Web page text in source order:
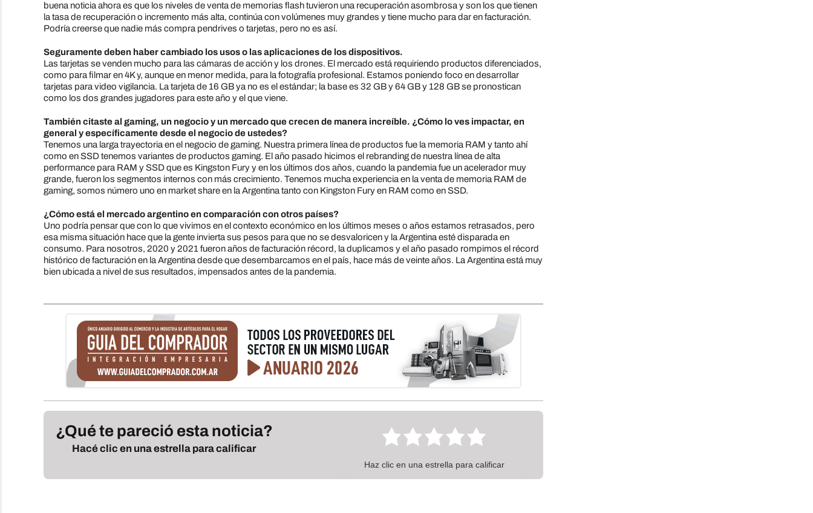
buena noticia ahora es que los niveles de venta de memorias flash tuvieron una recuperación asombrosa y son los que tienen
la tasa de recuperación o incremento más alta, continúa con volúmenes muy grandes y tiene mucho para dar en facturación.
Podría creerse que nadie más compra pendrives o tarjetas, pero no es así.
Seguramente deben haber cambiado los usos o las aplicaciones de los dispositivos.
Las tarjetas se venden mucho para las cámaras de acción y los drones. El mercado está requiriendo productos diferenciados,
como para filmar en 4K y, aunque en menor medida, para la fotografía profesional. Estamos poniendo foco en desarrollar
tarjetas para video vigilancia. La tarjeta de 16 GB ya no es el estándar; la base es 32 GB y 64 GB y 128 GB se pronostican
como los dos grandes jugadores para este año y el que viene.
También citaste al gaming, un negocio y un mercado que crecen de manera increíble. ¿Cómo lo ves impactar, en
general y específicamente desde el negocio de ustedes?
Tenemos una larga trayectoria en el negocio de gaming. Nuestra primera línea de productos fue la memoria RAM y tanto ahí
como en SSD tenemos variantes de productos gaming. El año pasado hicimos el rebranding de nuestra línea de alta
performance para RAM y SSD que es Kingston Fury y en los últimos dos años, cuando la pandemia fue un acelerador muy
grande, fueron los segmentos internos con más crecimiento. Tenemos mucha experiencia en la venta de memoria RAM de
gaming, somos número uno en market share en la Argentina tanto con Kingston Fury en RAM como en SSD.
¿Cómo está el mercado argentino en comparación con otros países?
Uno podría pensar que con lo que vivimos en el contexto económico en los últimos meses o años estamos retrasados, pero
esa misma situación hace que la gente invierta sus pesos para que no se desvaloricen y la Argentina esté disparada en
consumo. Para nosotros, 2020 y 2021 fueron años de facturación récord, la duplicamos y el año pasado rompimos el récord
histórico de facturación en la Argentina desde que desembarcamos en el país, hace más de veinte años. La Argentina está muy
bien ubicada a nivel de sus resultados, impensados antes de la pandemia.
¿Qué te pareció esta noticia?
Hacé clic en una estrella para calificar
Haz clic en una estrella para calificar